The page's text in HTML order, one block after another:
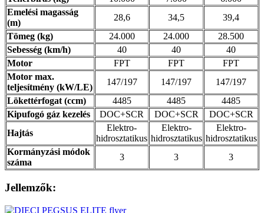
Emelési magasság
(m)
28,6 34,5
39,4
Tömeg (kg)
24.000 24.000
28.500
Sebesség (km/h)
40 40
40
Motor
FPT FPT
FPT
Motor max.
teljesítmény (kW/LE)
147/197 147/197
147/197
Lökettérfogat (ccm)
4485 4485
4485
Kipufogó gáz kezelés
DOC+SCR DOC+SCR
DOC+SCR
Hajtás
Elektro-
hidrosztatikus
Elektro-
hidrosztatikus
Elektro-
hidrosztatikus
Kormányzási módok
száma
3 3 3
Jellemzők: